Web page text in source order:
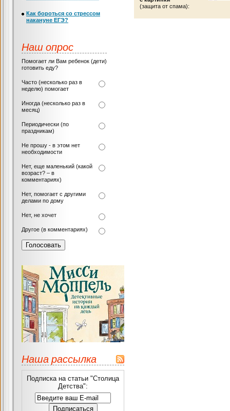
(защита от спама):
Как бороться со стрессом
накануне ЕГЭ?
Наш опрос
Помогает ли Вам ребенок (дети)
готовить еду?
Часто (несколько раз в
неделю) помогает
Иногда (несколько раз в
месяц)
Периодически (по
праздникам)
Не прошу - в этом нет
необходимости
Нет, еще маленький (какой
возраст? – в
комментариях)
Нет, помогает с другими
делами по дому
Нет, не хочет
Другое (в комментариях)
Наша рассылка
Подписка на статьи "Столица
Детства":